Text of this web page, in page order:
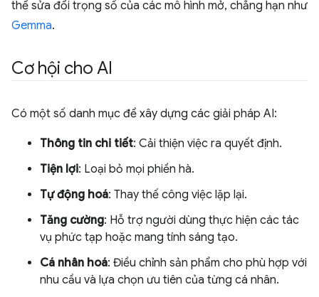
thể sửa đổi trọng số của các mô hình mở, chẳng hạn như
Gemma.
Cơ hội cho AI
Có một số danh mục để xây dựng các giải pháp AI:
Thông tin chi tiết: Cải thiện việc ra quyết định.
Tiện lợi: Loại bỏ mọi phiền hà.
Tự động hoá: Thay thế công việc lặp lại.
Tăng cường: Hỗ trợ người dùng thực hiện các tác
vụ phức tạp hoặc mang tính sáng tạo.
Cá nhân hoá: Điều chỉnh sản phẩm cho phù hợp với
nhu cầu và lựa chọn ưu tiên của từng cá nhân.